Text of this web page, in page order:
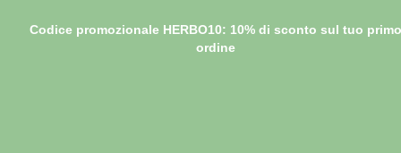
Codice promozionale HERBO10: 10% di sconto sul tuo primo
ordine